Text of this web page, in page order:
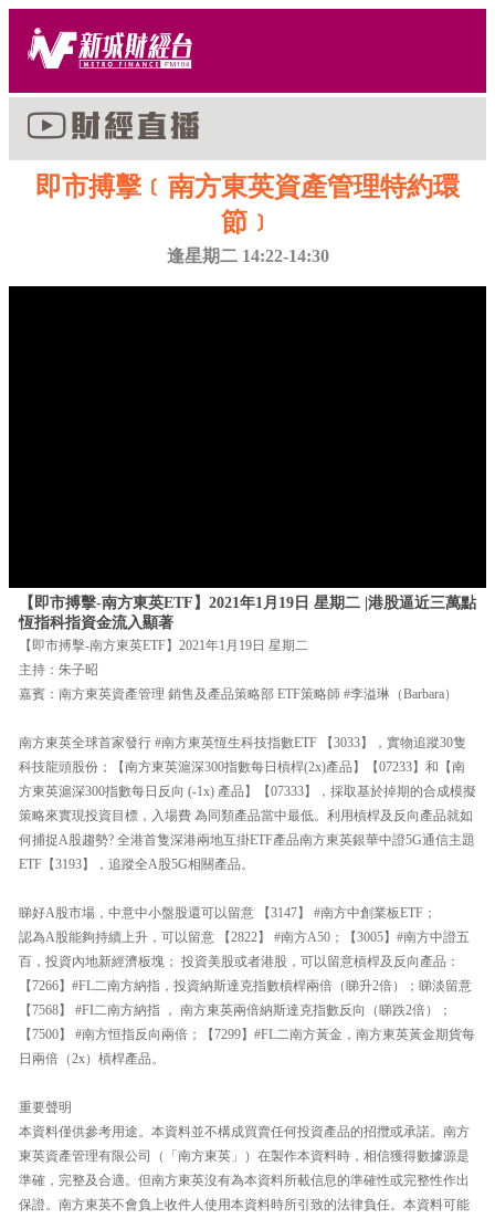
即市搏擊﹝南方東英資產管理特約環
節﹞
逢星期二 14:22-14:30
【即市搏擊-南方東英ETF】2021年1月19日 星期二 |港股逼近三萬點
恆指科指資金流入顯著
【即市搏擊-南方東英ETF】2021年1月19日 星期二
主持：朱子昭
嘉賓：南方東英資產管理 銷售及產品策略部 ETF策略師 #李溢琳（Barbara）
南方東英全球首家發行 #南方東英恆生科技指數ETF 【3033】，實物追蹤30隻
科技龍頭股份；【南方東英滬深300指數每日槓桿(2x)產品】【07233】和【南
方東英滬深300指數每日反向 (-1x) 產品】【07333】，採取基於掉期的合成模擬
策略來實現投資目標，入場費 為同類產品當中最低。利用槓桿及反向產品就如
何捕捉A股趨勢? 全港首隻深港兩地互掛ETF產品南方東英銀華中證5G通信主題
ETF【3193】，追蹤全A股5G相關產品。
睇好A股市場，中意中小盤股還可以留意 【3147】 #南方中創業板ETF；
認為A股能夠持續上升，可以留意 【2822】 #南方A50；【3005】#南方中證五
百，投資內地新經濟板塊； 投資美股或者港股，可以留意槓桿及反向產品：
【7266】#FL二南方納指，投資納斯達克指數槓桿兩倍（睇升2倍）；睇淡留意
【7568】 #FI二南方納指 ， 南方東英兩倍納斯達克指數反向（睇跌2倍）；
【7500】 #南方恒指反向兩倍；【7299】#FL二南方黃金，南方東英黃金期貨每
日兩倍（2x）槓桿產品。
重要聲明
本資料僅供參考用途。本資料並不構成買賣任何投資產品的招攬或承諾。南方
東英資產管理有限公司（「南方東英」）在製作本資料時，相信獲得數據源是
準確，完整及合適。但南方東英沒有為本資料所載信息的準確性或完整性作出
保證。南方東英不會負上收件人使用本資料時所引致的法律負任。本資料可能